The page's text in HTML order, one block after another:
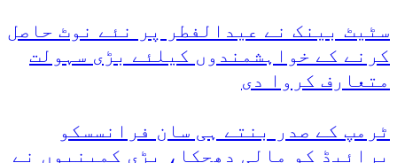
سٹیٹ بینک نے عیدالفطر پر نئے نوٹ حاصل
کرنے کے خواہشمندوں کیلئے بڑی سہولت
متعارف کروا دی
ٹرمپ کے صدر بنتے ہی سان فرانسسکو
پرائیڈ کو مالی دھچکا، بڑی کمپنیوں نے